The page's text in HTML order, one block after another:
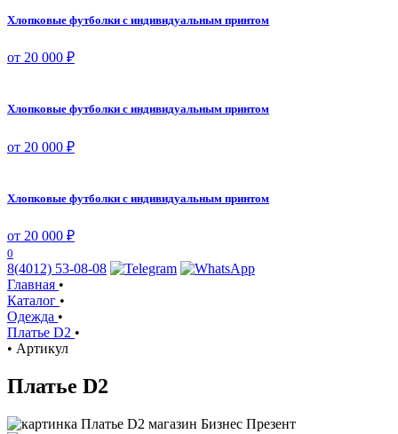
Хлопковые футболки с индивидуальным принтом
от 20 000 ₽
Хлопковые футболки с индивидуальным принтом
от 20 000 ₽
Хлопковые футболки с индивидуальным принтом
от 20 000 ₽
0
8(4012) 53-08-08
Главная •
Каталог •
Одежда •
Платье D2 •
• Артикул
Платье D2